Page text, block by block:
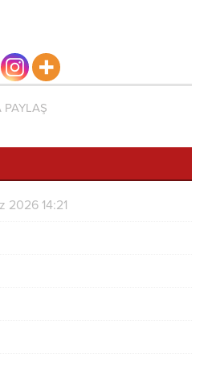
2026 14:21